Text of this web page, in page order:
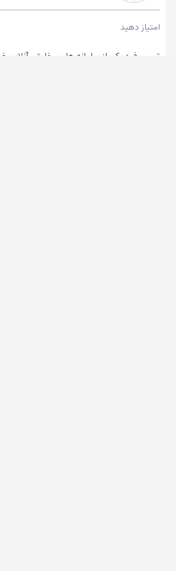
امتیاز دهید
تپسی فود یکی از سامانه های سفارش آنلاین